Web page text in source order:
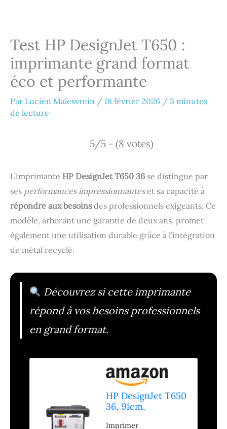
Test HP DesignJet T650 :
imprimante grand format
éco et performante
Par Lucien Malesvrein / 18 février 2026 / 3 minutes
de lecture
5/5 - (8 votes)
L’imprimante HP DesignJet T650 36 se distingue par
ses performances impressionnanteset sa capacité à
répondre aux besoinsdes professionnels exigeants. Ce
modèle, arborant une garantie de deux ans, promet
également une utilisation durable grâce à l’intégration
de métal recyclé.
Découvrez si cette imprimante
répond à vos besoins professionnels
en grand format.
HP DesignJet T650
36, 91cm,
Imprimer